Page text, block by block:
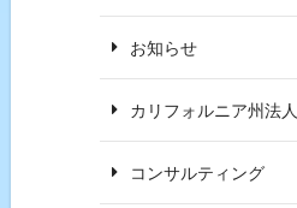
お知らせ
カリフォルニア州法人
コンサルティング